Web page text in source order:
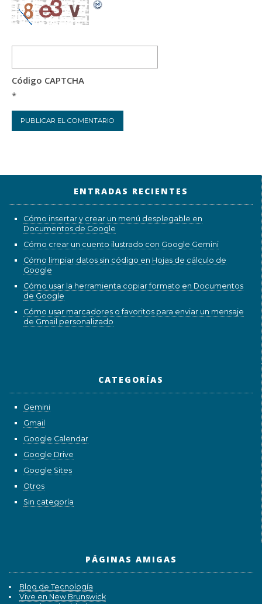
Código CAPTCHA
*
ENTRADAS RECIENTES
Cómo insertar y crear un menú desplegable en
Documentos de Google
Cómo crear un cuento ilustrado con Google Gemini
Cómo limpiar datos sin código en Hojas de cálculo de
Google
Cómo usar la herramienta copiar formato en Documentos
de Google
Cómo usar marcadores o favoritos para enviar un mensaje
de Gmail personalizado
CATEGORÍAS
Gemini
Gmail
Google Calendar
Google Drive
Google Sites
Otros
Sin categoría
PÁGINAS AMIGAS
Blog de Tecnología
Vive en New Brunswick